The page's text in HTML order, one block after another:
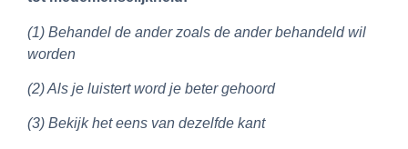
(1) Behandel de ander zoals de ander behandeld wil
worden
(2) Als je luistert word je beter gehoord
(3) Bekijk het eens van dezelfde kant